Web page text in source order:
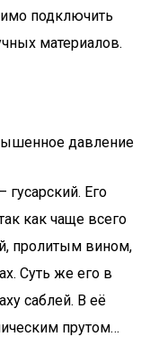
подключить
материалов.
давление
Его
как чаще всего
пролитым вином,
Суть же его в
саблей. В её
прутом…